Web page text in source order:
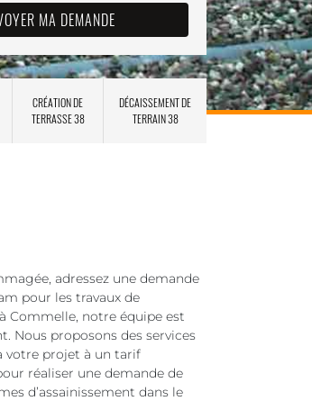
CRÉATION DE
TERRASSE 38
DÉCAISSEMENT DE
TERRAIN 38
adressez une demande
pour les travaux de
Commelle, notre équipe est
Nous proposons des services
votre projet à un tarif
réaliser une demande de
d’assainissement dans le